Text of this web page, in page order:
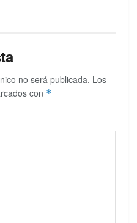
no será publicada. Los
con *